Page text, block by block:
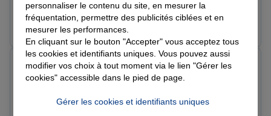
Prendre un RDV Voir l'agence
Note de 5 sur 5
Le 25/02/2026 - Agence MONTROND LES BAINS
J'ai pu changer facilement d'assurance grâce à laetitia
Ophelie L.
personnaliser le contenu du site, en mesurer la
fréquentation, permettre des publicités ciblées et en
mesurer les performances.
En cliquant sur le bouton "Accepter" vous acceptez tous
les cookies et identifiants uniques. Vous pouvez aussi
modifier vos choix à tout moment via le lien "Gérer les
cookies" accessible dans le pied de page.
Gérer les cookies et identifiants uniques